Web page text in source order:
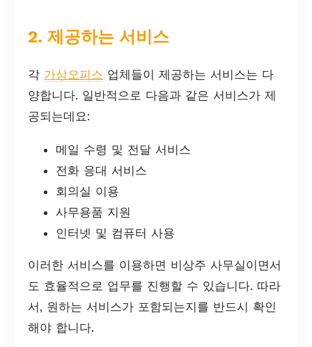
2. 제공하는 서비스
각 가상오피스 업체들이 제공하는 서비스는 다
양합니다. 일반적으로 다음과 같은 서비스가 제
공되는데요:
메일 수령 및 전달 서비스
전화 응대 서비스
회의실 이용
사무용품 지원
인터넷 및 컴퓨터 사용
이러한 서비스를 이용하면 비상주 사무실이면서
도 효율적으로 업무를 진행할 수 있습니다. 따라
서, 원하는 서비스가 포함되는지를 반드시 확인
해야 합니다.